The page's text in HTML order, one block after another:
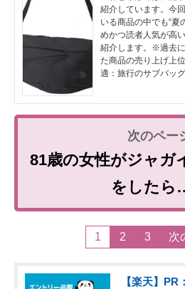
紹介しています。今
いる商品の中でも“夏
めかつ読者人気が高
紹介します。※過去
た商品の売り上げ上
適：旅行のサブバッ
81歳の女性がジャガ
をした
1 2 3 次
【楽天】